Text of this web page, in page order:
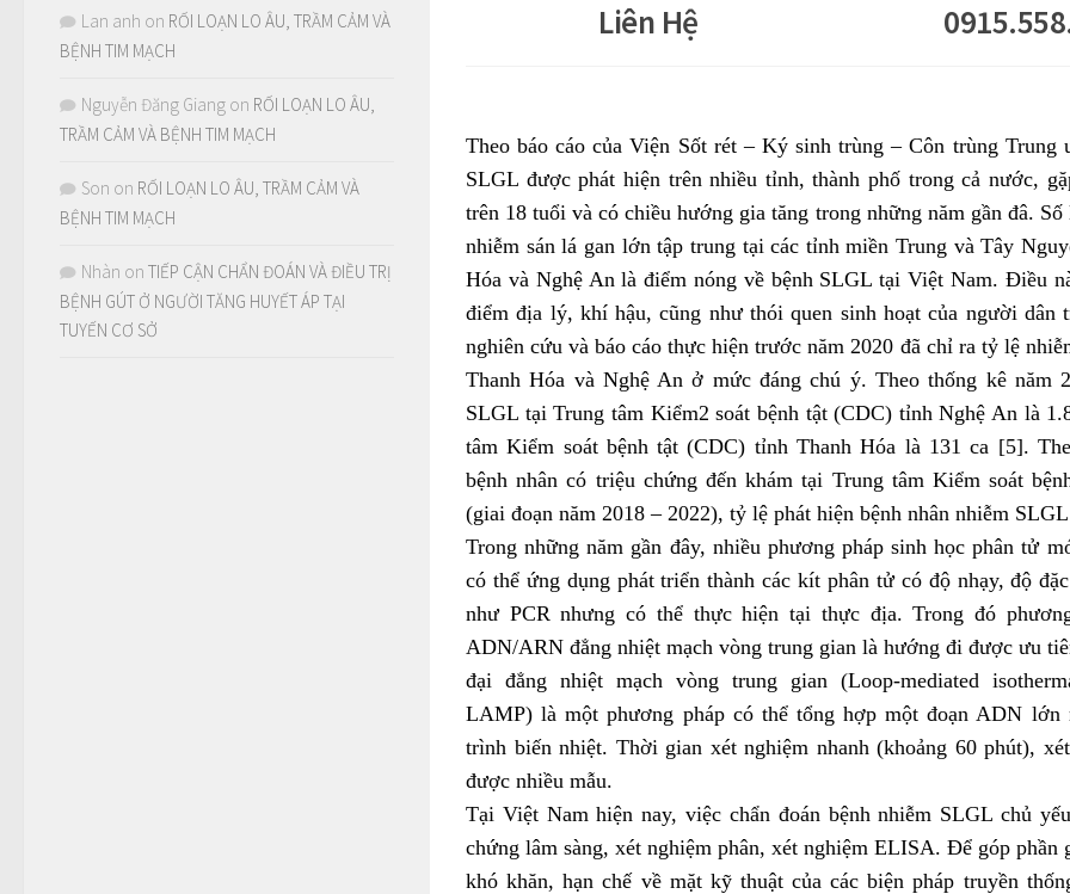
Liên Hệ
Theo báo cáo của Viện Sốt rét – Ký sinh trùng – Côn trùng Trung
SLGL được phát hiện trên nhiều tỉnh, thành phố trong cả nước,
trên 18 tuổi và có chiều hướng gia tăng trong những năm gần đâ.
nhiễm sán lá gan lớn tập trung tại các tỉnh miền Trung và Tây
Hóa và Nghệ An là điểm nóng về bệnh SLGL tại Việt Nam. Điều
điểm địa lý, khí hậu, cũng như thói quen sinh hoạt của người dân
nghiên cứu và báo cáo thực hiện trước năm 2020 đã chỉ ra tỷ lệ
Thanh Hóa và Nghệ An ở mức đáng chú ý. Theo thống kê năm
SLGL tại Trung tâm Kiểm2 soát bệnh tật (CDC) tỉnh Nghệ An là
tâm Kiểm soát bệnh tật (CDC) tỉnh Thanh Hóa là 131 ca [5].
bệnh nhân có triệu chứng đến khám tại Trung tâm Kiểm soát
(giai đoạn năm 2018 – 2022), tỷ lệ phát hiện bệnh nhân nhiễm
Trong những năm gần đây, nhiều phương pháp sinh học phân tử
có thể ứng dụng phát triển thành các kít phân tử có độ nhạy, độ
như PCR nhưng có thể thực hiện tại thực địa. Trong đó
ADN/ARN đẳng nhiệt mạch vòng trung gian là hướng đi được ưu
đại đẳng nhiệt mạch vòng trung gian (Loop-mediated
LAMP) là một phương pháp có thể tổng hợp một đoạn ADN lớn
trình biến nhiệt. Thời gian xét nghiệm nhanh (khoảng 60 phút),
được nhiều mẫu.
Tại Việt Nam hiện nay, việc chẩn đoán bệnh nhiễm SLGL chủ
chứng lâm sàng, xét nghiệm phân, xét nghiệm ELISA. Để góp phần
khó khăn, hạn chế về mặt kỹ thuật của các biện pháp truyền
Lan anh on RỐI LOẠN LO ÂU, TRẦM CẢM VÀ
BỆNH TIM MẠCH
Nguyễn Đăng Giang on RỐI LOẠN LO ÂU,
TRẦM CẢM VÀ BỆNH TIM MẠCH
Son on RỐI LOẠN LO ÂU, TRẦM CẢM VÀ
BỆNH TIM MẠCH
Nhàn on TIẾP CẬN CHẨN ĐOÁN VÀ ĐIỀU TRỊ
BỆNH GÚT Ở NGƯỜI TĂNG HUYẾT ÁP TẠI
TUYẾN CƠ SỞ